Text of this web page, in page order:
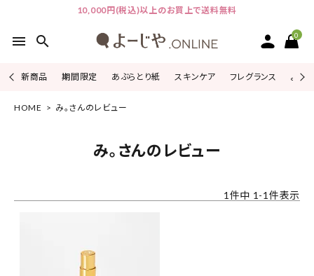
10,000円(税込)以上のお買上で送料無料
menu search 0
新商品 期間限定 あぶらとり紙 スキンケア フレグランス よじ
ACCOUNT MENU
ピックアップ
シリーズから探す
HOME み。さんのレビュー
み。さんのレビュー
1 件中 1 -1 件表示